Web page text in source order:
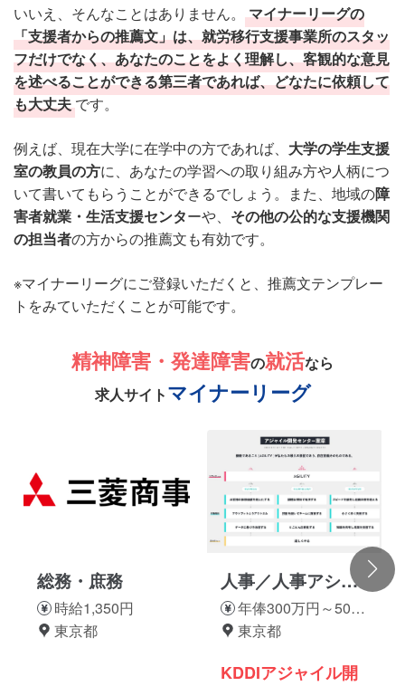
いいえ、そんなことはありません。
マイナーリーグの
「支援者からの推薦文」は、就労移行支援事業所のスタッ
フだけでなく、あなたのことをよく理解し、客観的な意見
を述べることができる第三者であれば、どなたに依頼して
も大丈夫 です。
例えば、現在大学に在学中の方であれば、 大学の学生支援
室の教員の方に、あなたの学習への取り組み方や人柄につ
いて書いてもらうことができるでしょう。また、地域の障
害者就業・生活支援センターや、 その他の公的な支援機関
の担当者の方からの推薦文も有効です。
※マイナーリーグにご登録いただくと、推薦文テンプレー
トをみていただくことが可能です。
精神障害・発達障害の就活なら
求人サイトマイナーリーグ
総務・庶務
時給1,350円
東京都
人事／人事アシス
タント
年俸300万円～500
万円
東京都
KDDIアジャイル開